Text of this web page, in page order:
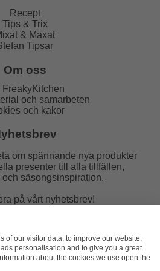
Recept
Tips & Trix
& Maxat
Tipsar
Om oss
FreakyKitchen
och samarbeten
och kakor
om spännande nya produkter
presenter till alla tillfällen,
säsongsinspiration.
på vårt nyhetsbrev!
of our visitor data, to improve our website,
personalisation and to give you a great
about the cookies we use open the